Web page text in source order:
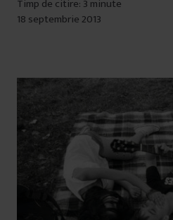
Timp de citire: 3 minute
18 septembrie 2013